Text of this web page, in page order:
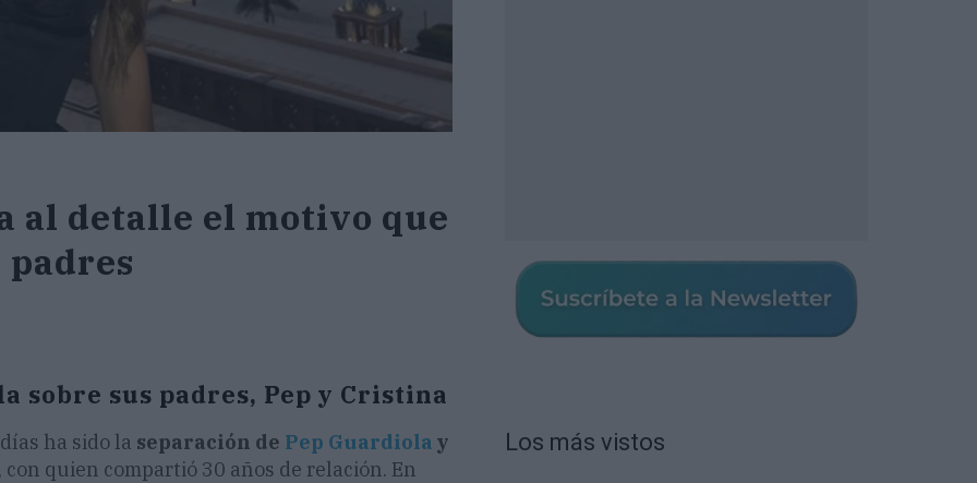
al detalle el motivo que
padres
sobre sus padres, Pep y Cristina
ha sido la separación de Pep Guardiola y
, con quien compartió 30 años de relación. En
Los más vistos